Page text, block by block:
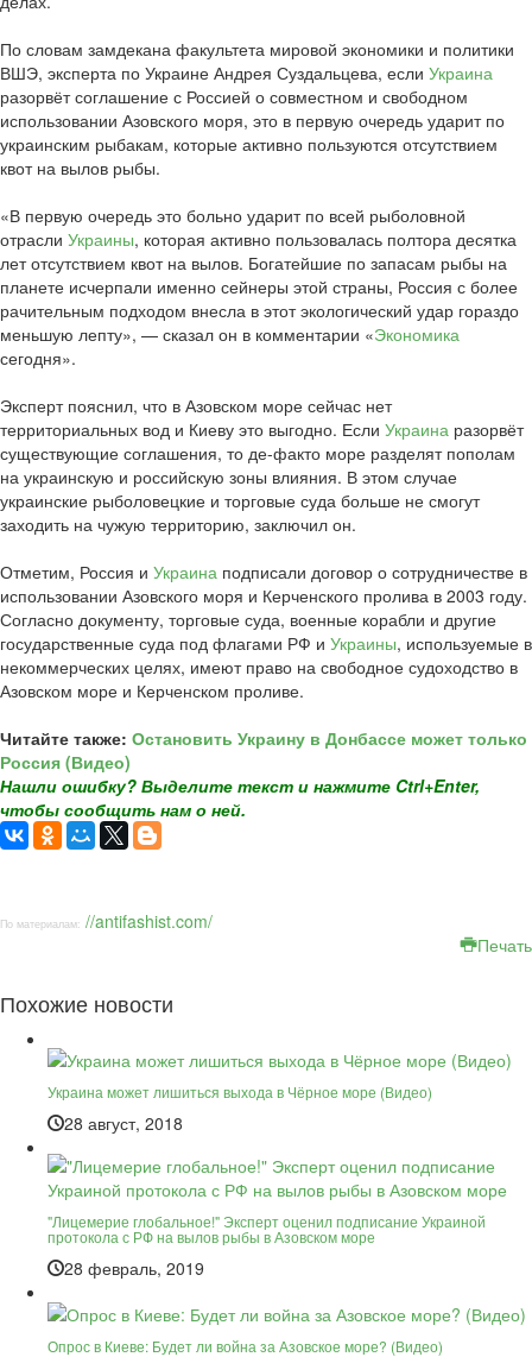
По словам замдекана факультета мировой экономики и политики
ВШЭ, эксперта по Украине Андрея Суздальцева, если Украина
разорвёт соглашение с Россией о совместном и свободном
использовании Азовского моря, это в первую очередь ударит по
украинским рыбакам, которые активно пользуются отсутствием
квот на вылов рыбы.
«В первую очередь это больно ударит по всей рыболовной
отрасли Украины, которая активно пользовалась полтора десятка
лет отсутствием квот на вылов. Богатейшие по запасам рыбы на
планете исчерпали именно сейнеры этой страны, Россия с более
рачительным подходом внесла в этот экологический удар гораздо
меньшую лепту», — сказал он в комментарии «Экономика
сегодня».
Эксперт пояснил, что в Азовском море сейчас нет
территориальных вод и Киеву это выгодно. Если Украина разорвёт
существующие соглашения, то де-факто море разделят пополам
на украинскую и российскую зоны влияния. В этом случае
украинские рыболовецкие и торговые суда больше не смогут
заходить на чужую территорию, заключил он.
Отметим, Россия и Украина подписали договор о сотрудничестве в
использовании Азовского моря и Керченского пролива в 2003 году.
Согласно документу, торговые суда, военные корабли и другие
государственные суда под флагами РФ и Украины, используемые в
некоммерческих целях, имеют право на свободное судоходство в
Азовском море и Керченском проливе.
Читайте также: Остановить Украину в Донбассе может только
Россия (Видео)
Нашли ошибку? Выделите текст и нажмите Ctrl+Enter,
чтобы сообщить нам о ней.
По материалам: //antifashist.com/
Печать
Похожие новости
Украина может лишиться выхода в Чёрное море (Видео)
28 август, 2018
"Лицемерие глобальное!" Эксперт оценил подписание Украиной
протокола с РФ на вылов рыбы в Азовском море
28 февраль, 2019
Опрос в Киеве: Будет ли война за Азовское море? (Видео)